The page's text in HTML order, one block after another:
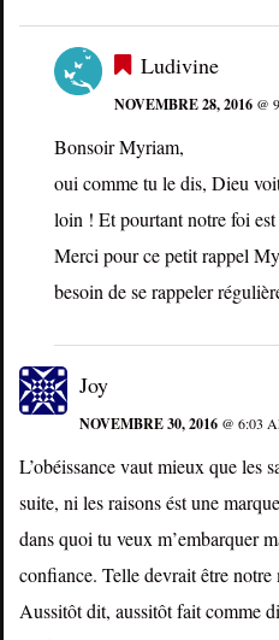
Ludivine
NOVEMBRE 28, 2016 @
Bonsoir Myriam,
oui comme tu le dis, Dieu
loin ! Et pourtant notre foi
Merci pour ce petit rappel
besoin de se rappeler
Joy
NOVEMBRE 30, 2016 @ 6:03
L’obéissance vaut mieux que les
suite, ni les raisons ést une
dans quoi tu veux m’embarquer
confiance. Telle devrait être
Aussitôt dit, aussitôt fait comme